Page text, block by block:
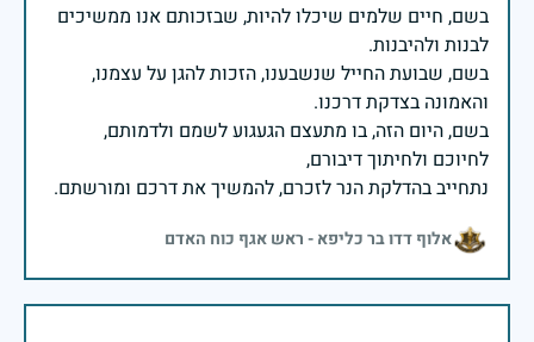
בשם, חיים שלמים שיכלו להיות, שבזכותם אנו ממשיכים
בשם, שבועת החייל שנשבענו, הזכות להגן על עצמנו,
בשם, היום הזה, בו מתעצם הגעגוע לשמם ולדמותם,
נתחייב בהדלקת הנר לזכרם, להמשיך את דרכם ומורשתם.
אלוף דדו בר כליפא - ראש אגף כוח האדם